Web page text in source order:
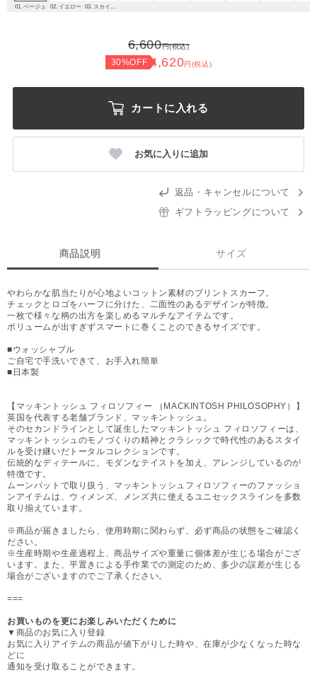
01. ベージュ 02. イエロー
6,600円(税込)
30%OFF 4,620円(税込)
カートに入れる
お気に入りに追加
返品・キャンセルについて
ギフトラッピングについて
商品説明 サイズ
やわらかな肌当たりが心地よいコットン素材のプリントスカーフ。
チェックとロゴをハーフに分けた、二面性のあるデザインが特徴。
一枚で様々な柄の出方を楽しめるマルチなアイテムです。
ボリュームが出すぎずスマートに巻くことのできるサイズです。
■ウォッシャブル
ご自宅で手洗いできて、お手入れ簡単
■日本製
【マッキントッシュ フィロソフィー （MACKINTOSH PHILOSOPHY）】
英国を代表する老舗ブランド、マッキントッシュ。
そのセカンドラインとして誕生したマッキントッシュ フィロソフィーは、
マッキントッシュのモノづくりの精神とクラシックで時代性のあるスタイ
ルを受け継いだトータルコレクションです。
伝統的なディテールに、モダンなテイストを加え、アレンジしているのが
特徴です。
ムーンバットで取り扱う、マッキントッシュフィロソフィーのファッショ
ンアイテムは、ウィメンズ、メンズ共に使えるユニセックスラインを多数
取り揃えています。
※商品が届きましたら、使用時期に関わらず、必ず商品の状態をご確認く
ださい。
※生産時期や生産過程上、商品サイズや重量に個体差が生じる場合がござ
います。また、平置きによる手作業での測定のため、多少の誤差が生じる
場合がございますのでご了承ください。
===
お買いものを更にお楽しみいただくために
▼商品のお気に入り登録
お気に入りアイテムの商品が値下がりした時や、在庫が少なくなった時な
どに
通知を受け取ることができます。